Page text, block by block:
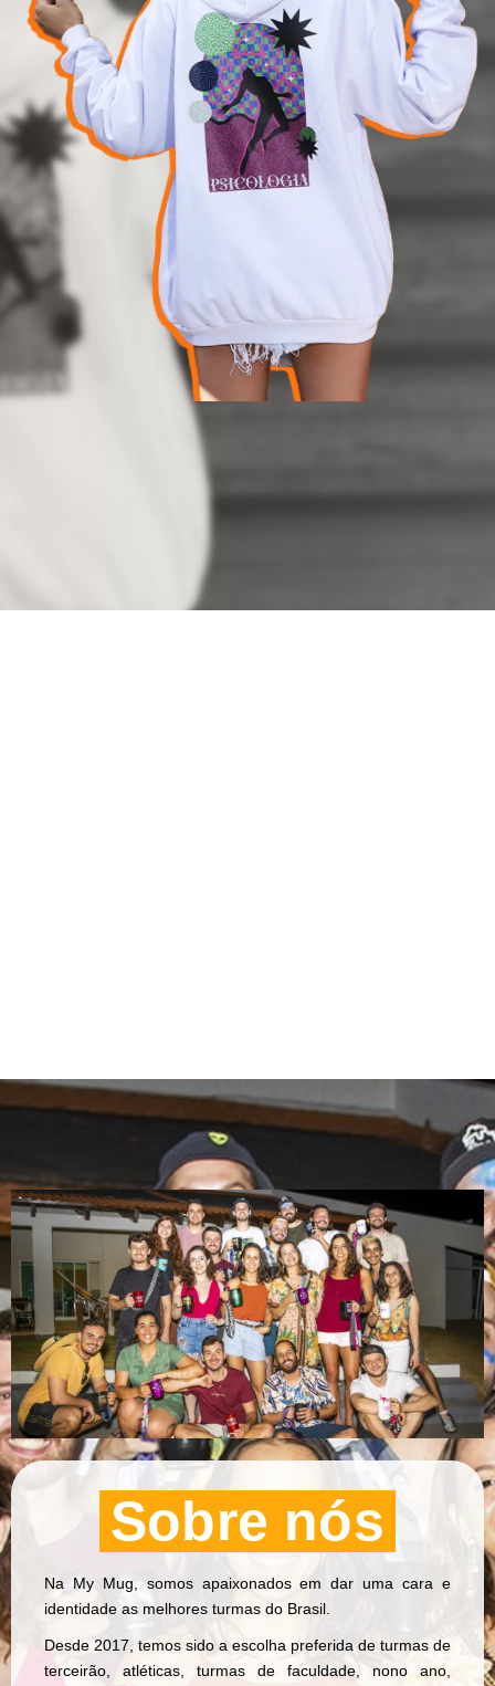
Sobre nós
Na My Mug, somos apaixonados em dar uma cara e
identidade as melhores turmas do Brasil.
Desde 2017, temos sido a escolha preferida de turmas de
terceirão, atléticas, turmas de faculdade, nono ano,